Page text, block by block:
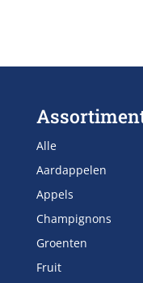
Alle
Aardappelen
Appels
Champignons
Groenten
Fruit